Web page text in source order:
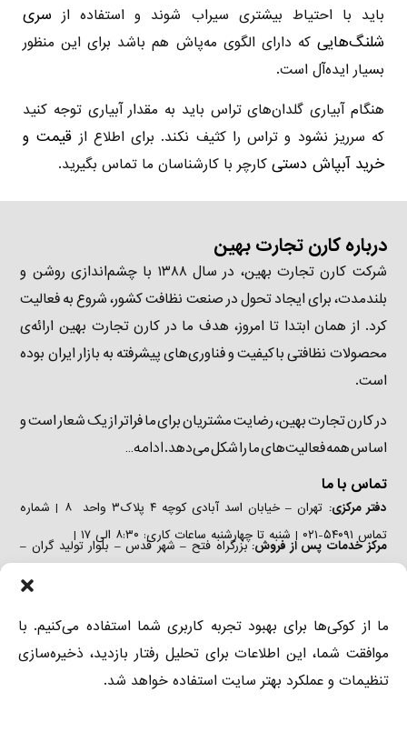
ما از کوکی‌ها برای بهبود تجربه کاربری شما استفاده می‌کنیم. با
موافقت شما، این اطلاعات برای تحلیل رفتار بازدید، ذخیره‌سازی
تنظیمات و عملکرد بهتر سایت استفاده خواهد شد.
باید با احتیاط بیشتری سیراب شوند و استفاده از سری
شلنگ‌هایی که دارای الگوی مه‌پاش هم باشد برای این منظور
بسیار ایده‌آل است.
هنگام آبیاری گلدان‌های تراس باید به مقدار آبیاری توجه کنید
که سرریز نشود و تراس را کثیف نکند. برای اطلاع از قیمت و
خرید آبپاش دستی کارچر با کارشناسان ما تماس بگیرید.
درباره کارن تجارت بهین
شرکت کارن تجارت بهین، در سال ۱۳۸۸ با چشم‌اندازی روشن و
بلندمدت، برای ایجاد تحول در صنعت نظافت کشور، شروع به فعالیت
کرد. از همان ابتدا تا امروز، هدف ما در کارن تجارت بهین ارائه‌ی
محصولات نظافتی باکیفیت و فناوری‌های پیشرفته به بازار ایران بوده
است.
در کارن تجارت بهین، رضایت مشتریان برای ما فراتر از یک شعار است و
اساس همه فعالیت‌های ما را شکل می‌دهد.ادامه…
تماس با ما
دفتر مرکزی:
تهران – خیابان اسد آبادی کوچه ۴ پلاک۳ واحد ۸ | شماره
تماس ۵۴۰۹۱-۰۲۱ | شنبه تا چهارشنبه ساعات کاری: ۸:۳۰ الی ۱۷ |
مرکز خدمات پس از فروش:بزرگراه فتح – شهر قدس – بلوار تولید گران –
تماس ۵۴۰۹۱-۰۲۱ ٫ ۲-۸۸۹۷۳۶۸۱-۰۲۱ | شنبه تا چهارشنبه ساعات کاری:
۸:۳۰ الی ۱۷ |